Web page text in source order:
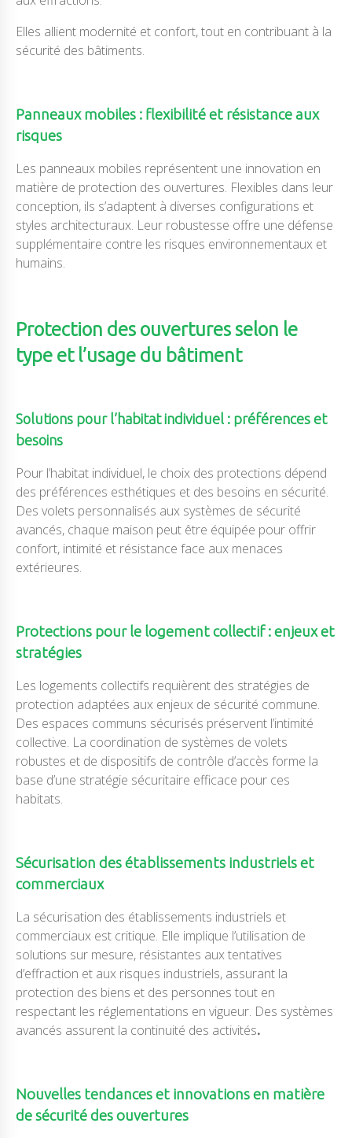
Elles allient modernité et confort, tout en contribuant à la
sécurité des bâtiments.
Panneaux mobiles : flexibilité et résistance aux
risques
Les panneaux mobiles représentent une innovation en
matière de protection des ouvertures. Flexibles dans leur
conception, ils s’adaptent à diverses configurations et
styles architecturaux. Leur robustesse offre une défense
supplémentaire contre les risques environnementaux et
humains.
Protection des ouvertures selon le
type et l’usage du bâtiment
Solutions pour l’habitat individuel : préférences et
besoins
Pour l’habitat individuel, le choix des protections dépend
des préférences esthétiques et des besoins en sécurité.
Des volets personnalisés aux systèmes de sécurité
avancés, chaque maison peut être équipée pour offrir
confort, intimité et résistance face aux menaces
extérieures.
Protections pour le logement collectif : enjeux et
stratégies
Les logements collectifs requièrent des stratégies de
protection adaptées aux enjeux de sécurité commune.
Des espaces communs sécurisés préservent l’intimité
collective. La coordination de systèmes de volets
robustes et de dispositifs de contrôle d’accès forme la
base d’une stratégie sécuritaire efficace pour ces
habitats.
Sécurisation des établissements industriels et
commerciaux
La sécurisation des établissements industriels et
commerciaux est critique. Elle implique l’utilisation de
solutions sur mesure, résistantes aux tentatives
d’effraction et aux risques industriels, assurant la
protection des biens et des personnes tout en
respectant les réglementations en vigueur. Des systèmes
avancés assurent la continuité des activités.
Nouvelles tendances et innovations en matière
de sécurité des ouvertures